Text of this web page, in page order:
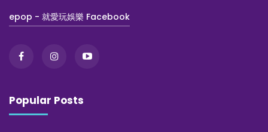
epop - 就愛玩娛樂 Facebook
Popular Posts